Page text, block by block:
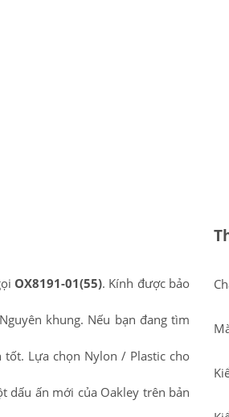
OX8191-01(55). Kính được bảo
khung. Nếu bạn đang tìm
Lựa chọn Nylon / Plastic cho
dấu ấn mới của Oakley trên bản